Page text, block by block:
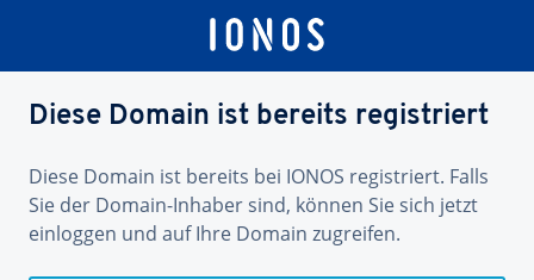
Diese Domain ist bereits registriert
Diese Domain ist bereits bei IONOS registriert. Falls
Sie der Domain-Inhaber sind, können Sie sich jetzt
einloggen und auf Ihre Domain zugreifen.